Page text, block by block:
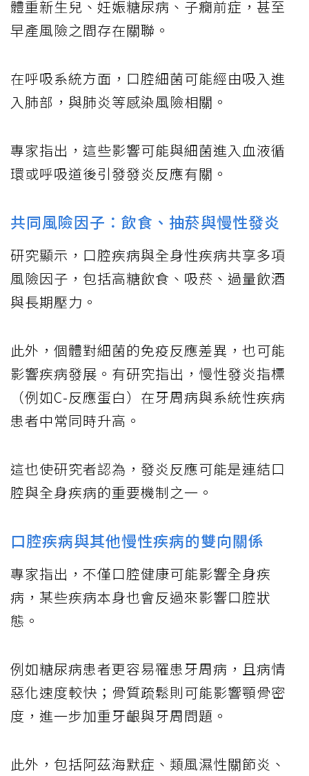
體重新生兒、妊娠糖尿病、子癇前症，甚至
早產風險之間存在關聯。
在呼吸系統方面，口腔細菌可能經由吸入進
入肺部，與肺炎等感染風險相關。
專家指出，這些影響可能與細菌進入血液循
環或呼吸道後引發發炎反應有關。
共同風險因子：飲食、抽菸與慢性發炎
研究顯示，口腔疾病與全身性疾病共享多項
風險因子，包括高糖飲食、吸菸、過量飲酒
與長期壓力。
此外，個體對細菌的免疫反應差異，也可能
影響疾病發展。有研究指出，慢性發炎指標
（例如C-反應蛋白）在牙周病與系統性疾病
患者中常同時升高。
這也使研究者認為，發炎反應可能是連結口
腔與全身疾病的重要機制之一。
口腔疾病與其他慢性疾病的雙向關係
專家指出，不僅口腔健康可能影響全身疾
病，某些疾病本身也會反過來影響口腔狀
態。
例如糖尿病患者更容易罹患牙周病，且病情
惡化速度較快；骨質疏鬆則可能影響顎骨密
度，進一步加重牙齦與牙周問題。
此外，包括阿茲海默症、類風濕性關節炎、